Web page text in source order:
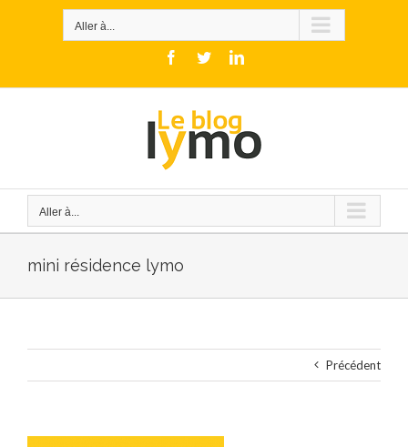
Aller à...
Facebook
TwitterLinkedIn
Aller à...
mini résidence lymo
Précédent